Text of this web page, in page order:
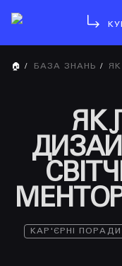
🏠 / БАЗА ЗНАНЬ /
ЯК
КАР'ЄРНІ ПОРАДИ